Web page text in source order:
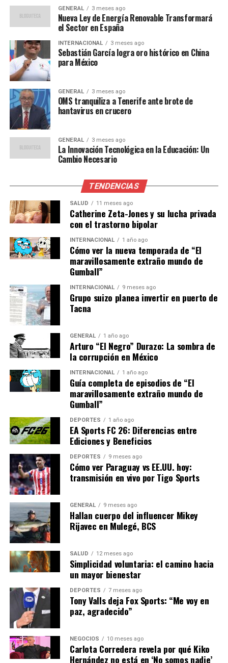
Ante estos desafíos, los agricultores están adoptando
nuevas estrategias para mitigar los efectos del cambio
climático. La implementación de técnicas de riego más
eficientes, como el riego por goteo, y la selección de
cultivos más resistentes al calor son algunas de las
medidas adoptadas.
El gobierno español también está interviniendo. En
2022, se lanzó un programa nacional para fomentar la
investigación en agricultura sostenible y apoyar a los
agricultores en la transición hacia prácticas más
resilientes.
“Es esencial que
trabajemos juntos para
desarrollar soluciones
innovadoras que aseguren
la sostenibilidad de nuestra
agricultura”,
declaró la ministra de Agricultura, María Luisa Carcedo.
Perspectivas Futuras y Desafíos
Pendientes
A pesar de los esfuerzos, el camino hacia una agricultura
sostenible está lleno de desafíos. La financiación sigue
siendo un obstáculo importante, y muchos agricultores
pequeños carecen de los recursos necesarios para
implementar cambios significativos.
Además, la educación y la capacitación son
fundamentales para equipar a los agricultores con las
habilidades necesarias para adaptarse a las nuevas
tecnologías y prácticas.“La formación continua es
vital para el éxito a largo plazo”,señala Ana López,
directora de una cooperativa agrícola en Valencia.
En conclusión, el cambio climático representa una
amenaza significativa para la agricultura española, pero
también ofrece una oportunidad para innovar y mejorar
implementación de políticas efectivas, España puede
liderar el camino hacia una agricultura más sostenible y
NOTICIAS RELACIONADAS:
SIGUIENTE
Crisis Energética en Europa: Desafíos y Soluciones
ANTERIOR
GENERAL 3 meses ago
Nueva Ley de Energía Renovable Transformará
el Sector en España
INTERNACIONAL 3 meses ago
Sebastián García logra oro histórico en China
para México
GENERAL 3 meses ago
OMS tranquiliza a Tenerife ante brote de
hantavirus en crucero
GENERAL 3 meses ago
La Innovación Tecnológica en la Educación: Un
Cambio Necesario
TENDENCIAS
SALUD 11 meses ago
Catherine Zeta-Jones y su lucha privada
con el trastorno bipolar
INTERNACIONAL 1 año ago
Cómo ver la nueva temporada de “El
maravillosamente extraño mundo de
Gumball”
INTERNACIONAL 9 meses ago
Grupo suizo planea invertir en puerto de
Tacna
GENERAL 1 año ago
Arturo “El Negro” Durazo: La sombra de
la corrupción en México
INTERNACIONAL 1 año ago
Guía completa de episodios de “El
maravillosamente extraño mundo de
Gumball”
DEPORTES 1 año ago
EA Sports FC 26: Diferencias entre
Ediciones y Beneficios
DEPORTES 9 meses ago
Cómo ver Paraguay vs EE.UU. hoy:
transmisión en vivo por Tigo Sports
GENERAL 9 meses ago
Hallan cuerpo del influencer Mikey
Rijavec en Mulegé, BCS
SALUD 12 meses ago
Simplicidad voluntaria: el camino hacia
un mayor bienestar
DEPORTES 7 meses ago
Tony Valls deja Fox Sports: “Me voy en
paz, agradecido”
NEGOCIOS 10 meses ago
Carlota Corredera revela por qué Kiko
Hernández no está en ‘No somos nadie’